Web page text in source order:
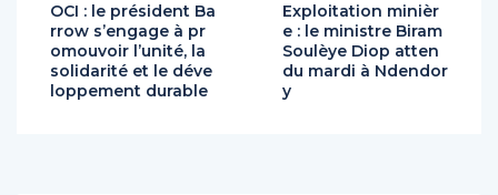
OCI : le président Ba
rrow s’engage à pr
omouvoir l’unité, la
solidarité et le déve
loppement durable
Exploitation minièr
e : le ministre Biram
Soulèye Diop atten
du mardi à Ndendor
y